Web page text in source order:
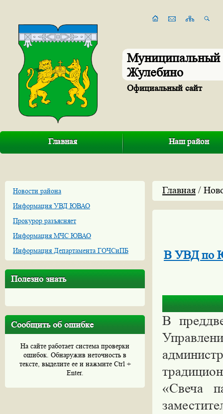
Муниципальный
Жулебино
Официальный сайт
Главная Наш район
Новости района
Информация УВД ЮВАО
Прокурор разъясняет
Информация МЧС ЮВАО
Информация Департамента ГОЧСиПБ
Полезно знать
Сообщить об ошибке
На сайте работает система проверки
ошибок. Обнаружив неточность в
тексте, выделите ее и нажмите Ctrl +
Enter.
Главная /
В УВД по
В
«Свеча